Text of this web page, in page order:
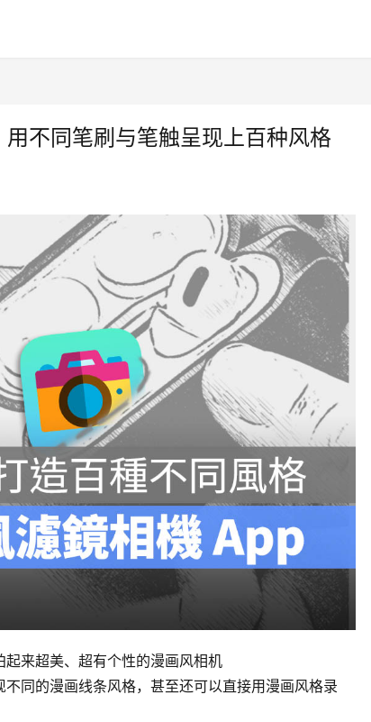
不同笔刷与笔触呈现上百种风格
来超美、超有个性的漫画风相机
同的漫画线条风格，甚至还可以直接用漫画风格录